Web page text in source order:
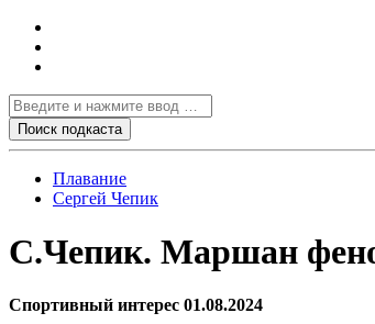
Плавание
Сергей Чепик
С.Чепик. Маршан
Спортивный интерес 01.08.2024